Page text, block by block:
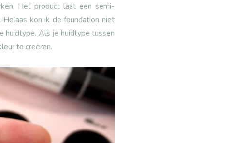
Het product laat een semi-
kon ik de foundation niet
huidtype. Als je huidtype tussen
te creëren.